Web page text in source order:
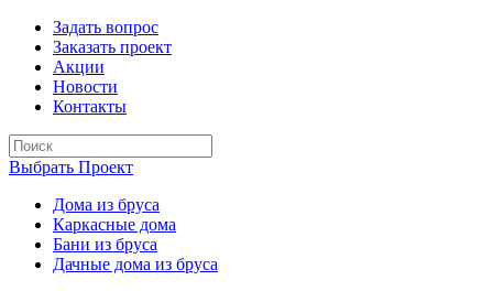
Задать вопрос
Заказать проект
Акции
Новости
Контакты
Выбрать Проект
Дома из бруса
Каркасные дома
Бани из бруса
Дачные дома из бруса